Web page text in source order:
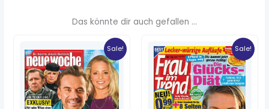
Das könnte dir auch gefallen …
Sale!
Ursprünglicher
war:
1,59 €
Aktueller
Preis
ist:
1,10 €.
Sale!
Ursprünglicher
war:
1,69 €
Aktueller
Preis
ist:
1,20 €.